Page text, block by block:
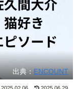
出典：ENCOUNT
2025.02.06 2025.06.29